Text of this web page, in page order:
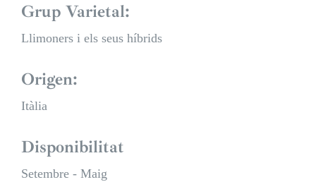
Grup Varietal:
Llimoners i els seus híbrids
Origen:
Itàlia
Disponibilitat
Setembre - Maig